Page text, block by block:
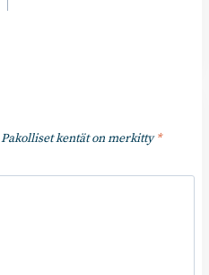
Pakolliset kentät on merkitty*